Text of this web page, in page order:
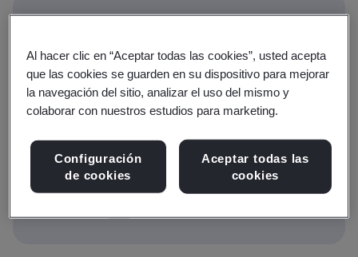
Este icono indica si un curso forma parte de
una trayectoria de certificación profesional.
que se muestren las opciones de Certificación
profesional.
Al hacer clic en “Aceptar todas las cookies”, usted acepta
que las cookies se guarden en su dispositivo para mejorar
la navegación del sitio, analizar el uso del mismo y
colaborar con nuestros estudios para marketing.
Configuración
de cookies
Aceptar todas las
cookies